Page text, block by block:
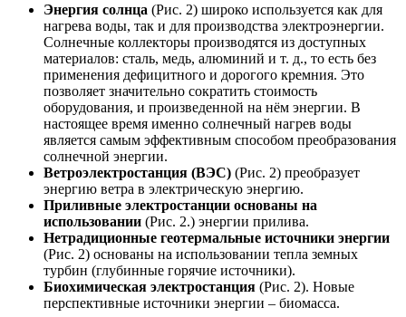
Энергия солнца (Рис. 2) широко используется как для
нагрева воды, так и для производства электроэнергии.
Солнечные коллекторы производятся из доступных
материалов: сталь, медь, алюминий и т. д., то есть без
применения дефицитного и дорогого кремния. Это
позволяет значительно сократить стоимость
оборудования, и произведенной на нём энергии. В
настоящее время именно солнечный нагрев воды
является самым эффективным способом преобразования
солнечной энергии.
Ветроэлектростанция (ВЭС) (Рис. 2) преобразует
энергию ветра в электрическую энергию.
Приливные электростанции основаны на
использовании (Рис. 2.) энергии прилива.
Нетрадиционные геотермальные источники энергии
(Рис. 2) основаны на использовании тепла земных
турбин (глубинные горячие источники).
Биохимическая электростанция (Рис. 2). Новые
перспективные источники энергии – биомасса.